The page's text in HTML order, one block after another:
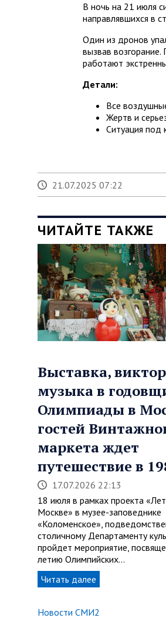
В ночь на 21 июля
направлявшихся в
Один из дронов
вызвав
работают
Детали:
Все
Жертв и
Ситуация под
21.07.2025 07:22
ЧИТАЙТЕ ТАКЖЕ
Выставка,
музыка в
Олимпиады в
гостей
маркета ждет
путешествие в
17.07.2026 22:13
18 июля в рамках проекта
Москве» в музее-заповеднике
«Коломенское»,
столичному Департаменту
пройдет мероприятие,
летию Олимпийских…
Читать далее
Новости СМИ2